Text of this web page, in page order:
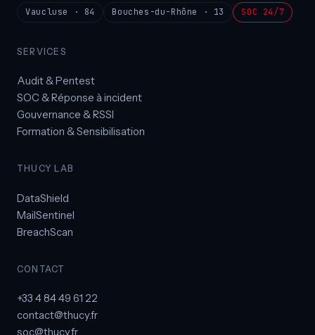
Vaucluse · 84 Bouches-du-Rhône · 13 SOC 24/7
SERVICES
Audit & Pentest
SOC & Réponse à incident
Gouvernance & RSSI
Formation & Sensibilisation
THUCY LAB
DataShield
MailSentinel
BreachScan
CONTACT
+33 4 84 49 61 22
contact@thucy.fr
soc@thucy.fr